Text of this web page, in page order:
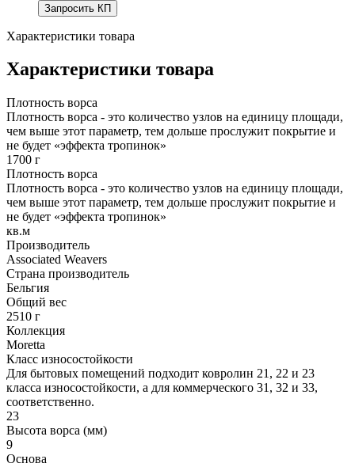
Запросить КП
Характеристики товара
Характеристики товара
Плотность ворса
Плотность ворса - это количество узлов на единицу площади,
чем выше этот параметр, тем дольше прослужит покрытие и
не будет «эффекта тропинок»
1700 г
Плотность ворса
Плотность ворса - это количество узлов на единицу площади,
чем выше этот параметр, тем дольше прослужит покрытие и
не будет «эффекта тропинок»
кв.м
Производитель
Associated Weavers
Страна производитель
Бельгия
Общий вес
2510 г
Коллекция
Moretta
Класс износостойкости
Для бытовых помещений подходит ковролин 21, 22 и 23
класса износостойкости, а для коммерческого 31, 32 и 33,
соответственно.
23
Высота ворса (мм)
9
Основа